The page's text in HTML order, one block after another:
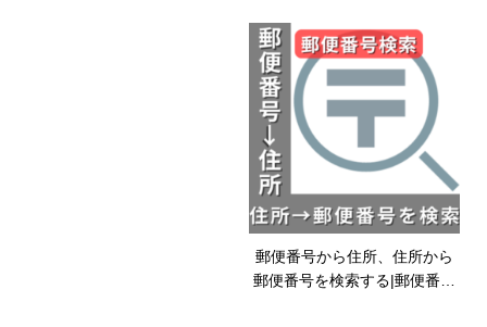
郵便番号から住所、住所から
郵便番号を検索する|郵便番号